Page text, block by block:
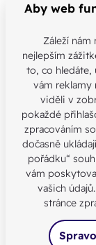
Možná se
tak nějak
moderních
součástí
poslání kněze
svědčit je
když se někdy
dřívějška, tak
co je
a více
žili ho jako
něm. My
kostele a v
svědky i mimo
Aby web
Záleží
nejlepším
to, co hledáte,
vám reklamy
viděli v
pokaždé
zpracováním
dočasně
pořádku“
vám
vašich
stránce